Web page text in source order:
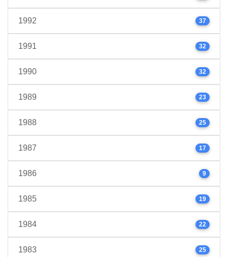
1992 37
1991 32
1990 32
1989 23
1988 25
1987 17
1986 9
1985 19
1984 22
1983 25